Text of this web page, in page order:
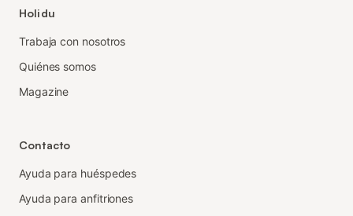
Holidu
Trabaja con nosotros
Quiénes somos
Magazine
Contacto
Ayuda para huéspedes
Ayuda para anfitriones